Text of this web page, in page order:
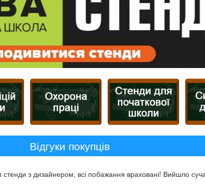
Відгуки покупців
з дизайнером, всі побажання враховані! Вийшло